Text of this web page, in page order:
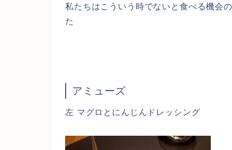
私たちはこういう時でないと食べる機会
た
アミューズ
左 マグロとにんじんドレッシング